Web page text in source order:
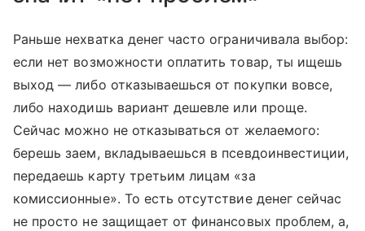
Раньше нехватка денег часто ограничивала выбор:
если нет возможности оплатить товар, ты ищешь
выход — либо отказываешься от покупки вовсе,
либо находишь вариант дешевле или проще.
Сейчас можно не отказываться от желаемого:
берешь заем, вкладываешься в псевдоинвестиции,
передаешь карту третьим лицам «за
комиссионные». То есть отсутствие денег сейчас
не просто не защищает от финансовых проблем, а,